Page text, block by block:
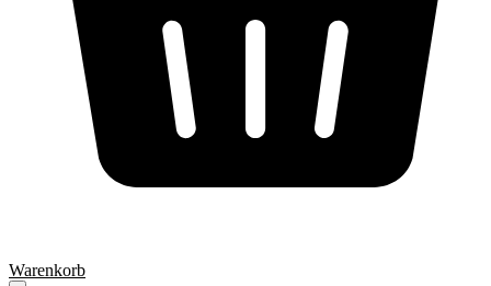
Warenkorb